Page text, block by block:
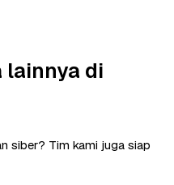
lainnya di
siber? Tim kami juga siap